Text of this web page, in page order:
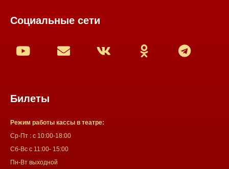
Социальные сети
Билеты
Режим работы кассы в театре:
Ср-Пт : с 10:00-18:00
Сб-Вс с 11:00- 15:00
Пн-Вт выходной